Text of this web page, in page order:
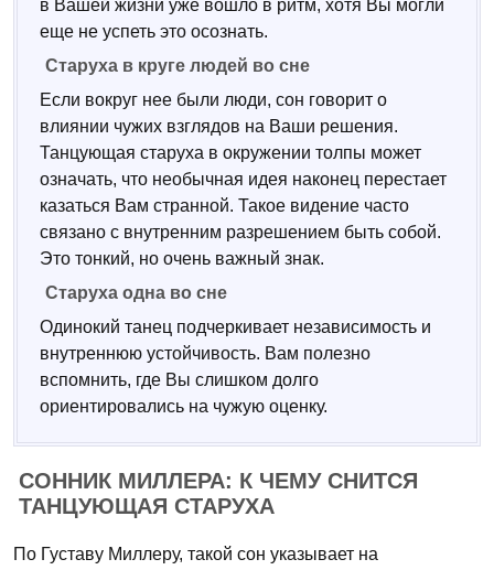
в Вашей жизни уже вошло в ритм, хотя Вы могли
еще не успеть это осознать.
Старуха в круге людей во сне
Если вокруг нее были люди, сон говорит о
влиянии чужих взглядов на Ваши решения.
Танцующая старуха в окружении толпы может
означать, что необычная идея наконец перестает
казаться Вам странной. Такое видение часто
связано с внутренним разрешением быть собой.
Это тонкий, но очень важный знак.
Старуха одна во сне
Одинокий танец подчеркивает независимость и
внутреннюю устойчивость. Вам полезно
вспомнить, где Вы слишком долго
ориентировались на чужую оценку.
СОННИК МИЛЛЕРА: К ЧЕМУ СНИТСЯ
ТАНЦУЮЩАЯ СТАРУХА
По Густаву Миллеру, такой сон указывает на